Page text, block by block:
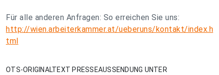
Für alle anderen Anfragen: So erreichen Sie uns:
http://wien.arbeiterkammer.at/ueberuns/kontakt/index.h
tml
OTS-ORIGINALTEXT PRESSEAUSSENDUNG UNTER